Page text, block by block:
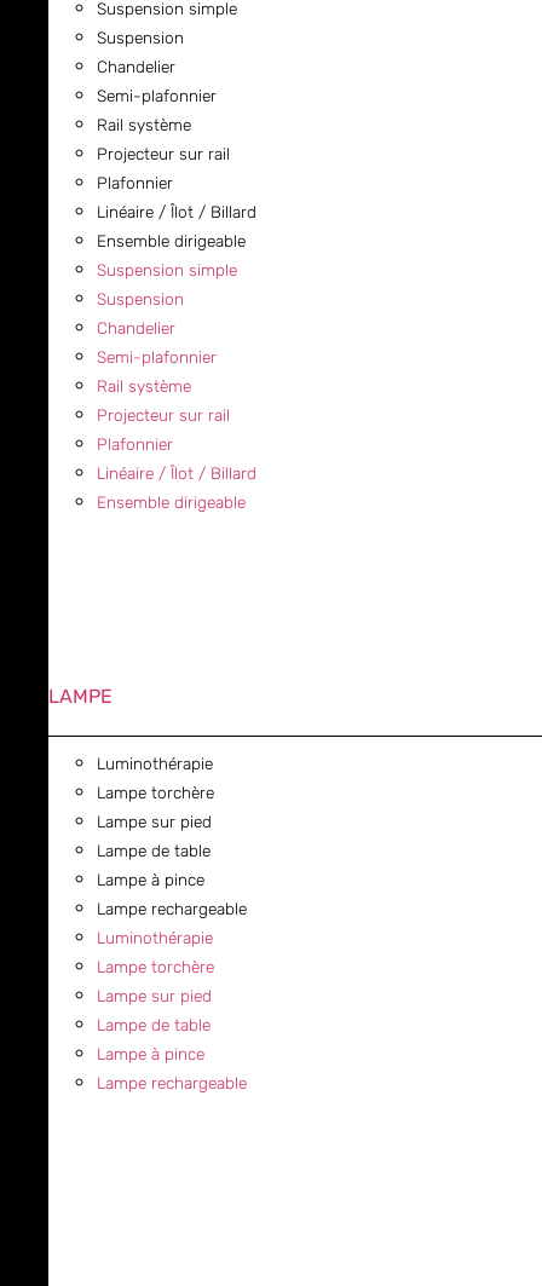
Suspension simple
Suspension
Chandelier
Semi-plafonnier
Rail système
Projecteur sur rail
Plafonnier
Linéaire / Îlot / Billard
Ensemble dirigeable
Suspension simple
Suspension
Chandelier
Semi-plafonnier
Rail système
Projecteur sur rail
Plafonnier
Linéaire / Îlot / Billard
Ensemble dirigeable
LAMPE
Luminothérapie
Lampe torchère
Lampe sur pied
Lampe de table
Lampe à pince
Lampe rechargeable
Luminothérapie
Lampe torchère
Lampe sur pied
Lampe de table
Lampe à pince
Lampe rechargeable